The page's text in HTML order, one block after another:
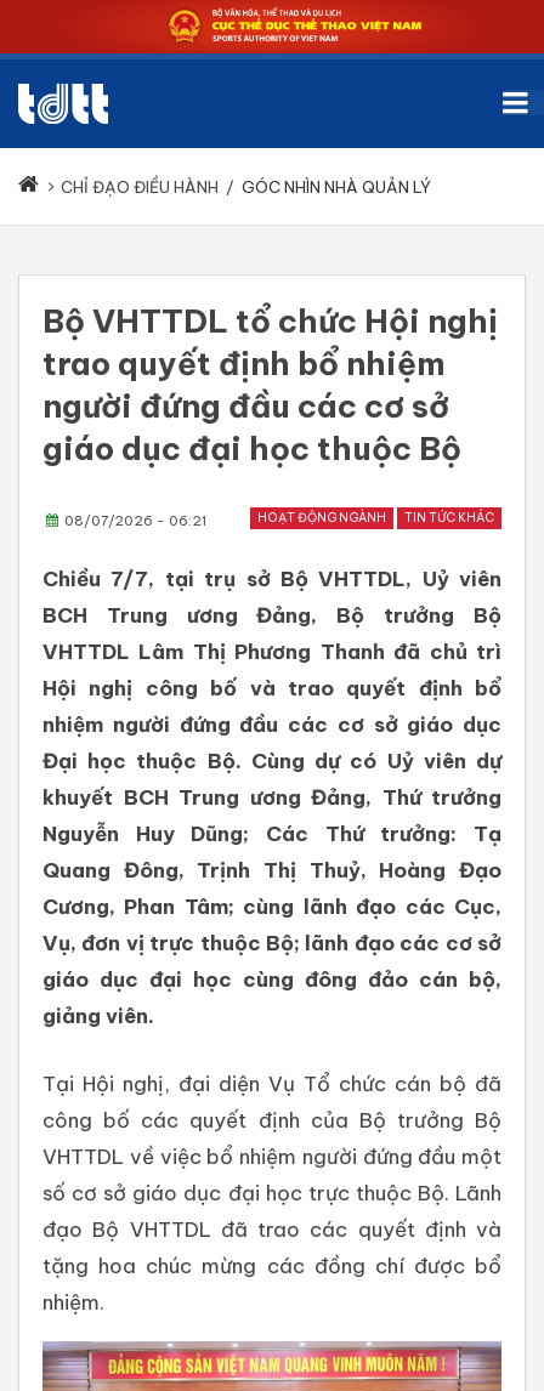
CHỈ ĐẠO ĐIỀU HÀNH / GÓC NHÌN NHÀ QUẢN LÝ
Bộ VHTTDL tổ chức Hội nghị
trao quyết định bổ nhiệm
người đứng đầu các cơ sở
giáo dục đại học thuộc Bộ
HOẠT ĐỘNG NGÀNH TIN TỨC KHÁC
08/07/2026 - 06:21
Chiều 7/7, tại trụ sở Bộ VHTTDL, Uỷ viên
BCH Trung ương Đảng, Bộ trưởng Bộ
VHTTDL Lâm Thị Phương Thanh đã chủ trì
Hội nghị công bố và trao quyết định bổ
nhiệm người đứng đầu các cơ sở giáo dục
Đại học thuộc Bộ. Cùng dự có Uỷ viên dự
khuyết BCH Trung ương Đảng, Thứ trưởng
Nguyễn Huy Dũng; Các Thứ trưởng: Tạ
Quang Đông, Trịnh Thị Thuỷ, Hoàng Đạo
Cương, Phan Tâm; cùng lãnh đạo các Cục,
Vụ, đơn vị trực thuộc Bộ; lãnh đạo các cơ sở
giáo dục đại học cùng đông đảo cán bộ,
giảng viên.
Tại Hội nghị, đại diện Vụ Tổ chức cán bộ đã
công bố các quyết định của Bộ trưởng Bộ
VHTTDL về việc bổ nhiệm người đứng đầu một
số cơ sở giáo dục đại học trực thuộc Bộ. Lãnh
đạo Bộ VHTTDL đã trao các quyết định và
tặng hoa chúc mừng các đồng chí được bổ
nhiệm.